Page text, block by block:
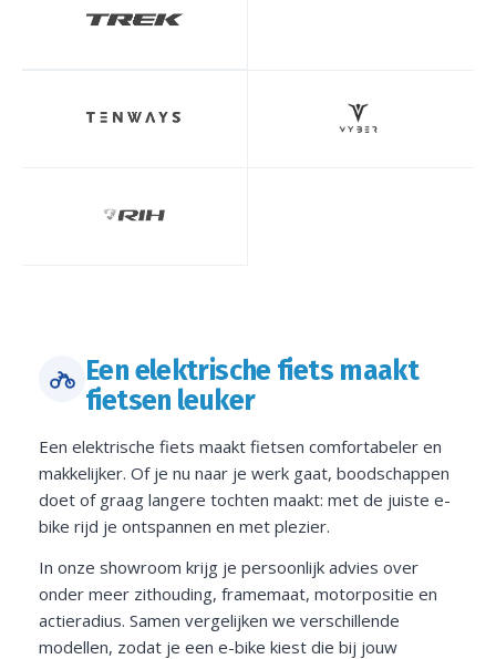
Een elektrische fiets maakt
fietsen leuker
Een elektrische fiets maakt fietsen comfortabeler en
makkelijker. Of je nu naar je werk gaat, boodschappen
doet of graag langere tochten maakt: met de juiste e-
bike rijd je ontspannen en met plezier.
In onze showroom krijg je persoonlijk advies over
onder meer zithouding, framemaat, motorpositie en
actieradius. Samen vergelijken we verschillende
modellen, zodat je een e-bike kiest die bij jouw